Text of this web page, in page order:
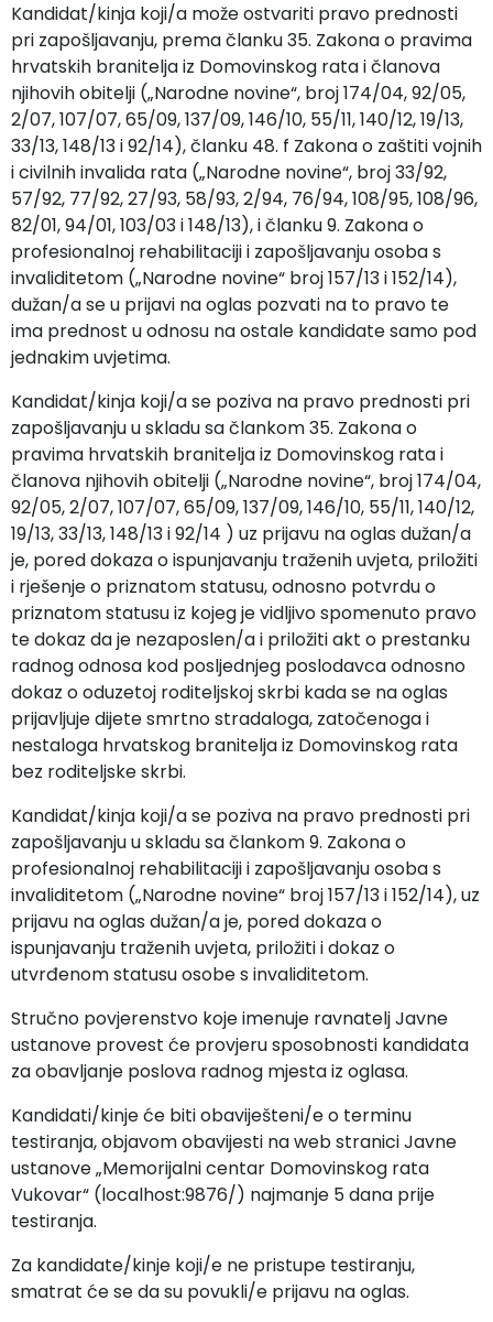
Kandidat/kinja koji/a može ostvariti pravo prednosti
pri zapošljavanju, prema članku 35. Zakona o pravima
hrvatskih branitelja iz Domovinskog rata i članova
njihovih obitelji („Narodne novine“, broj 174/04, 92/05,
2/07, 107/07, 65/09, 137/09, 146/10, 55/11, 140/12, 19/13,
33/13, 148/13 i 92/14), članku 48. f Zakona o zaštiti vojnih
i civilnih invalida rata („Narodne novine“, broj 33/92,
57/92, 77/92, 27/93, 58/93, 2/94, 76/94, 108/95, 108/96,
82/01, 94/01, 103/03 i 148/13), i članku 9. Zakona o
profesionalnoj rehabilitaciji i zapošljavanju osoba s
invaliditetom („Narodne novine“ broj 157/13 i 152/14),
dužan/a se u prijavi na oglas pozvati na to pravo te
ima prednost u odnosu na ostale kandidate samo pod
jednakim uvjetima.
Kandidat/kinja koji/a se poziva na pravo prednosti pri
zapošljavanju u skladu sa člankom 35. Zakona o
pravima hrvatskih branitelja iz Domovinskog rata i
članova njihovih obitelji („Narodne novine“, broj 174/04,
92/05, 2/07, 107/07, 65/09, 137/09, 146/10, 55/11, 140/12,
19/13, 33/13, 148/13 i 92/14 ) uz prijavu na oglas dužan/a
je, pored dokaza o ispunjavanju traženih uvjeta, priložiti
i rješenje o priznatom statusu, odnosno potvrdu o
priznatom statusu iz kojeg je vidljivo spomenuto pravo
te dokaz da je nezaposlen/a i priložiti akt o prestanku
radnog odnosa kod posljednjeg poslodavca odnosno
dokaz o oduzetoj roditeljskoj skrbi kada se na oglas
prijavljuje dijete smrtno stradaloga, zatočenoga i
nestaloga hrvatskog branitelja iz Domovinskog rata
bez roditeljske skrbi.
Kandidat/kinja koji/a se poziva na pravo prednosti pri
zapošljavanju u skladu sa člankom 9. Zakona o
profesionalnoj rehabilitaciji i zapošljavanju osoba s
invaliditetom („Narodne novine“ broj 157/13 i 152/14), uz
prijavu na oglas dužan/a je, pored dokaza o
ispunjavanju traženih uvjeta, priložiti i dokaz o
utvrđenom statusu osobe s invaliditetom.
Stručno povjerenstvo koje imenuje ravnatelj Javne
ustanove provest će provjeru sposobnosti kandidata
za obavljanje poslova radnog mjesta iz oglasa.
Kandidati/kinje će biti obaviješteni/e o terminu
testiranja, objavom obavijesti na web stranici Javne
ustanove „Memorijalni centar Domovinskog rata
Vukovar“ (localhost:9876/) najmanje 5 dana prije
testiranja.
Za kandidate/kinje koji/e ne pristupe testiranju,
smatrat će se da su povukli/e prijavu na oglas.